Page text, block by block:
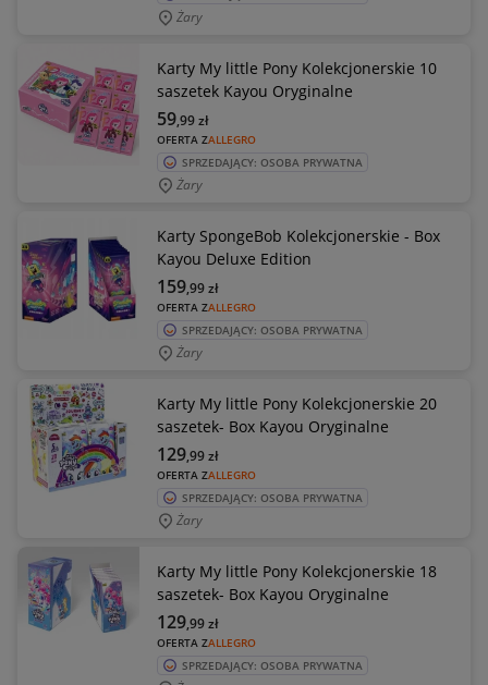
Żary
Karty My little Pony Kolekcjonerskie 10
saszetek Kayou Oryginalne
OFERTA ZALLEGRO
59,99zł
SPRZEDAJĄCY: OSOBA PRYWATNA
Żary
Karty SpongeBob Kolekcjonerskie - Box
Kayou Deluxe Edition
OFERTA ZALLEGRO
159,99zł
SPRZEDAJĄCY: OSOBA PRYWATNA
Żary
Karty My little Pony Kolekcjonerskie 20
saszetek- Box Kayou Oryginalne
OFERTA ZALLEGRO
129,99zł
SPRZEDAJĄCY: OSOBA PRYWATNA
Żary
Karty My little Pony Kolekcjonerskie 18
saszetek- Box Kayou Oryginalne
OFERTA ZALLEGRO
129,99zł
SPRZEDAJĄCY: OSOBA PRYWATNA